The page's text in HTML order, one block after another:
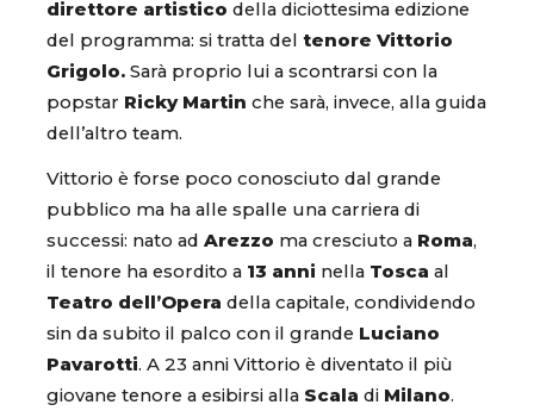
direttore artistico della diciottesima edizione
del programma: si tratta del tenore Vittorio
Grigolo. Sarà proprio lui a scontrarsi con la
popstar Ricky Martin che sarà, invece, alla guida
dell’altro team.
Vittorio è forse poco conosciuto dal grande
pubblico ma ha alle spalle una carriera di
successi: nato ad Arezzo ma cresciuto a Roma,
il tenore ha esordito a 13 anni nella Tosca al
Teatro dell’Opera della capitale, condividendo
sin da subito il palco con il grande Luciano
Pavarotti. A 23 anni Vittorio è diventato il più
giovane tenore a esibirsi alla Scala di Milano.